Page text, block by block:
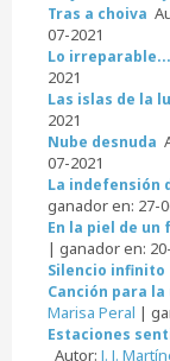
Tras a choiva
07-2021
Lo irreparable...
2021
Las islas de la
2021
Nube desnuda
07-2021
La indefensión
ganador en: 27-
En la piel de un
| ganador en:
Silencio infinito
Canción para
Marisa Peral |
Estaciones
Autor: J. J.